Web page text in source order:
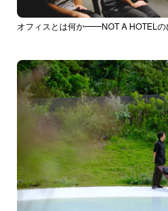
オフィスとは何か━━NOT A HOTELの